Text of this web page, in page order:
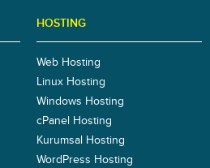
HOSTING
Web Hosting
Linux Hosting
Windows Hosting
cPanel Hosting
Kurumsal Hosting
WordPress Hosting